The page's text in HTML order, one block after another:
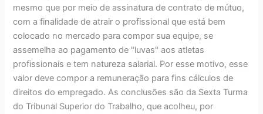
mesmo que por meio de assinatura de contrato de mútuo,
com a finalidade de atrair o profissional que está bem
colocado no mercado para compor sua equipe, se
assemelha ao pagamento de "luvas" aos atletas
profissionais e tem natureza salarial. Por esse motivo, esse
valor deve compor a remuneração para fins cálculos de
direitos do empregado. As conclusões são da Sexta Turma
do Tribunal Superior do Trabalho, que acolheu, por